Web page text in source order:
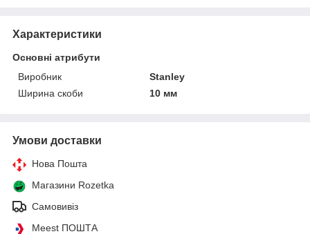
Характеристики
Основні атрибути
Виробник
Stanley
Ширина скоби
10 мм
Умови доставки
Нова Пошта
Магазини Rozetka
Самовивіз
Meest ПОШТА